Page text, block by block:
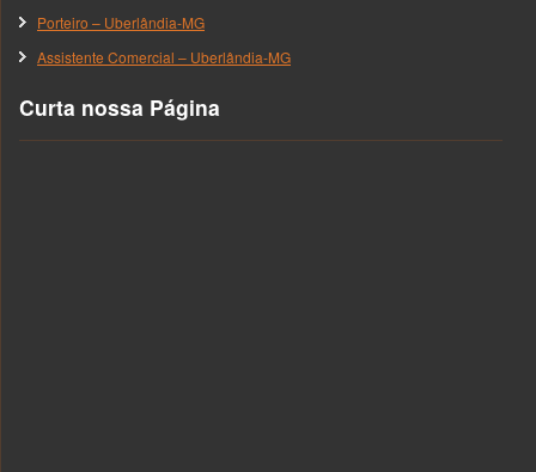
Porteiro – Uberlândia-MG
Assistente Comercial – Uberlândia-MG
Curta nossa Página